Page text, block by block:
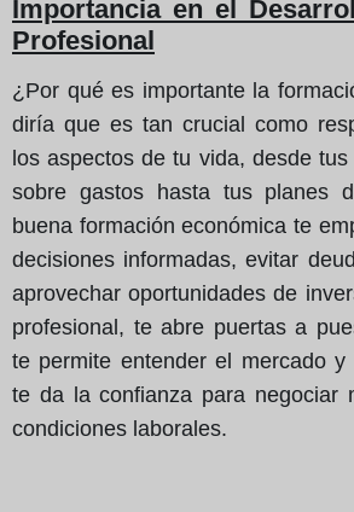
Importancia en el
Profesional
¿Por qué es importante la
diría que es tan crucial como
los aspectos de tu vida, desde
sobre gastos hasta tus planes
buena formación económica te
decisiones informadas, evitar
aprovechar oportunidades de
profesional, te abre puertas a
te permite entender el mercado
te da la confianza para negociar
condiciones laborales.